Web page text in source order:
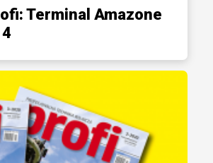
Terminal Amazone